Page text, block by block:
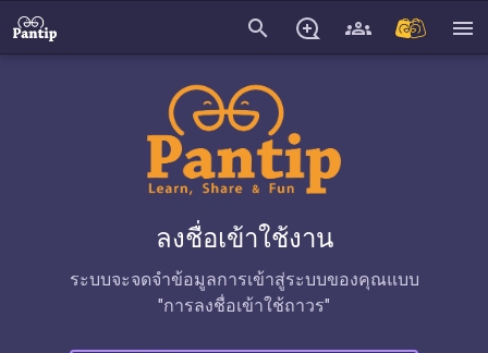
search menu
ลงชื่อเข้าใช้งาน
ระบบจะจดจำข้อมูลการเข้าสู่ระบบของคุณแบบ
"การลงชื่อเข้าใช้ถาวร"